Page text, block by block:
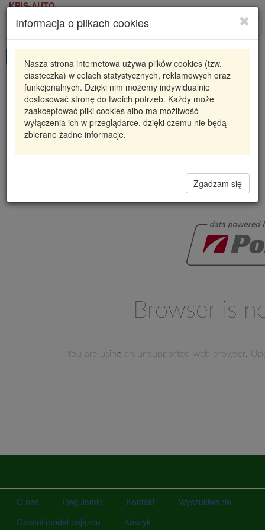
KRIS-AUTO
Informacja o plikach cookies
Nasza strona internetowa używa plików cookies (tzw.
ciasteczka) w celach statystycznych, reklamowych oraz
funkcjonalnych. Dzięki nim możemy indywidualnie
dostosować stronę do twoich potrzeb. Każdy może
zaakceptować pliki cookies albo ma możliwość
wyłączenia ich w przeglądarce, dzięki czemu nie będą
zbierane żadne informacje.
Zgadzam się
Karta produktu
EA2375310 POLCAR
ZACISK HAMULCOWY AUDI A6 C5 (4B2), 01.97-1
340,20 zł
Radzyń 0
Filia Lublin 0
Polcar
O nas Regulamin Kontakt
Wyszukiwanie
Ostatni model pojazdu
Koszyk